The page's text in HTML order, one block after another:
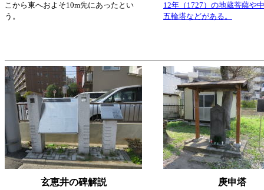
こから東へおよそ10m先にあったとい
う。
12年（1727）の地蔵菩薩や
五輪塔などがある。
玄恵井の碑解説 庚申塔